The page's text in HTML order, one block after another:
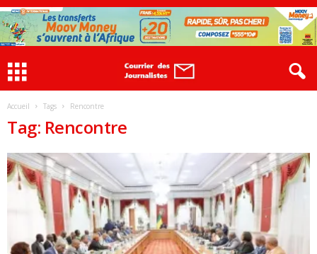
Accueil Tags Rencontre
Tag: Rencontre